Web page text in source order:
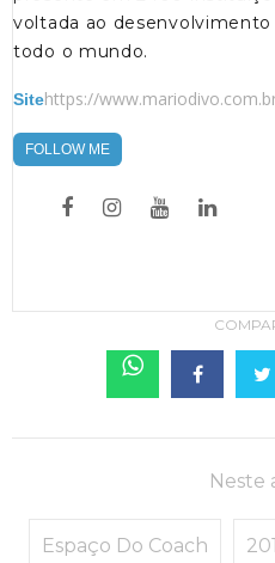
voltada ao
todo o mundo.
Sitehttps://
FOLLOW ME
Neste
Espaço Do Coach